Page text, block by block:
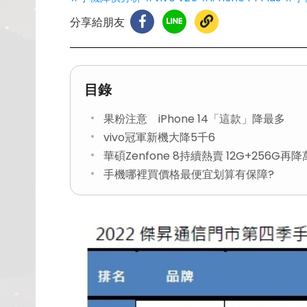
分享給朋友
目錄
果粉注意 iPhone 14「這款」降最多
vivo冠軍新機大降5千6
華碩Zenfone 8持續熱賣 12G+256G再降
手機哪裡買價格最便宜划算有保障?